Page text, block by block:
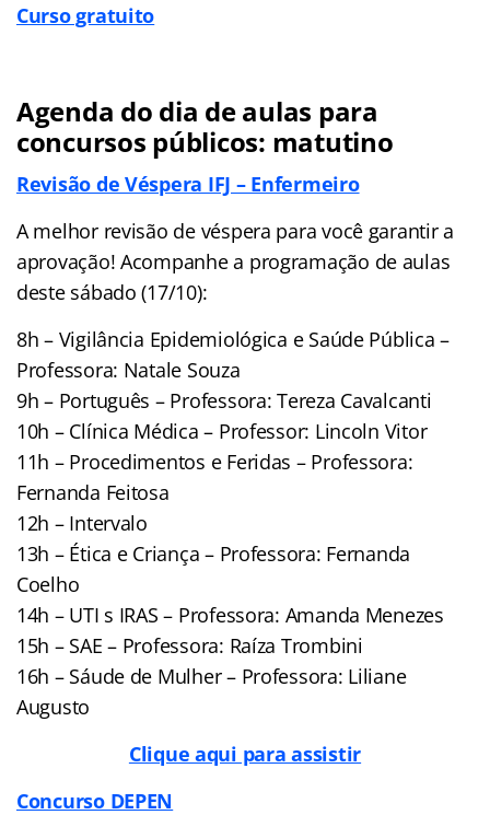
Curso gratuito
Agenda do dia de aulas para
concursos públicos: matutino
Revisão de Véspera IFJ – Enfermeiro
A melhor revisão de véspera para você garantir a
aprovação! Acompanhe a programação de aulas
deste sábado (17/10):
8h – Vigilância Epidemiológica e Saúde Pública –
Professora: Natale Souza
9h – Português – Professora: Tereza Cavalcanti
10h – Clínica Médica – Professor: Lincoln Vitor
11h – Procedimentos e Feridas – Professora:
Fernanda Feitosa
12h – Intervalo
13h – Ética e Criança – Professora: Fernanda
Coelho
14h – UTI s IRAS – Professora: Amanda Menezes
15h – SAE – Professora: Raíza Trombini
16h – Sáude de Mulher – Professora: Liliane
Augusto
Clique aqui para assistir
Concurso DEPEN